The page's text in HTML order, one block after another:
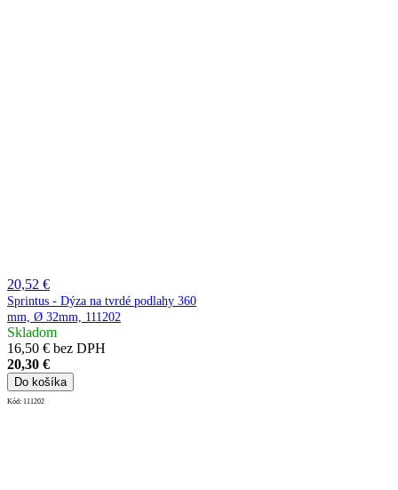
20,52 €
Sprintus - Dýza na tvrdé podlahy 360
mm, Ø 32mm, 111202
Skladom
16,50 € bez DPH
20,30 €
Do košíka
Kód: 111202